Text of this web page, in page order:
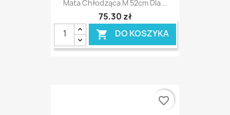
Mata Chłodząca M 52cm Dla...
75,30 zł
 DO KOSZYKA
favorite_border